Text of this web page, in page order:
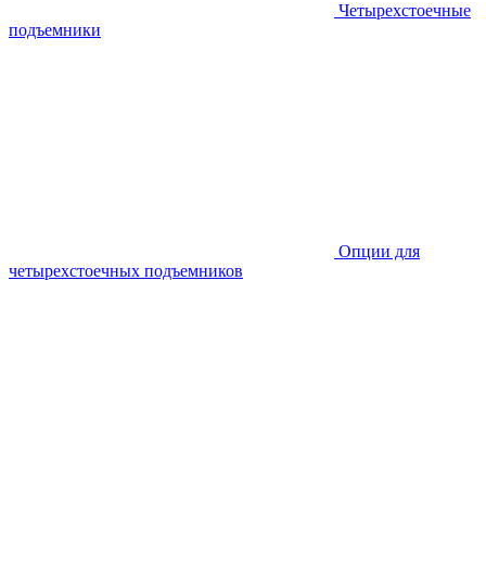
Четырехстоечные
подъемники
Опции для
четырехстоечных подъемников